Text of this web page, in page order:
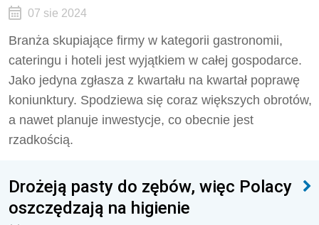
07 sie 2024
Branża skupiające firmy w kategorii gastronomii,
cateringu i hoteli jest wyjątkiem w całej gospodarce.
Jako jedyna zgłasza z kwartału na kwartał poprawę
koniunktury. Spodziewa się coraz większych obrotów,
a nawet planuje inwestycje, co obecnie jest
rzadkością.
Drożeją pasty do zębów, więc Polacy
oszczędzają na higienie